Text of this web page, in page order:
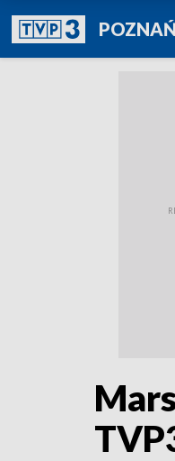
POZNAŃ
TVP